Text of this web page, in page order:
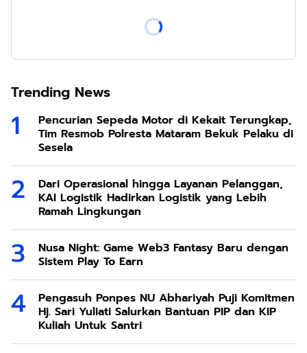
Trending News
Pencurian Sepeda Motor di Kekait Terungkap,
Tim Resmob Polresta Mataram Bekuk Pelaku di
Sesela
Dari Operasional hingga Layanan Pelanggan,
KAI Logistik Hadirkan Logistik yang Lebih
Ramah Lingkungan
Nusa Night: Game Web3 Fantasy Baru dengan
Sistem Play To Earn
Pengasuh Ponpes NU Abhariyah Puji Komitmen
Hj. Sari Yuliati Salurkan Bantuan PIP dan KIP
Kuliah Untuk Santri